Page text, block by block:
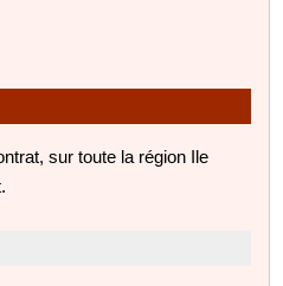
sur toute la région Ile